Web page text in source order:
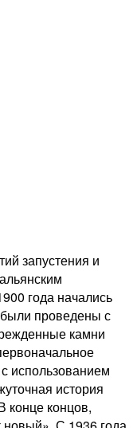
запустения и
года начались
проведены с
камни
использованием
история
конце концов,